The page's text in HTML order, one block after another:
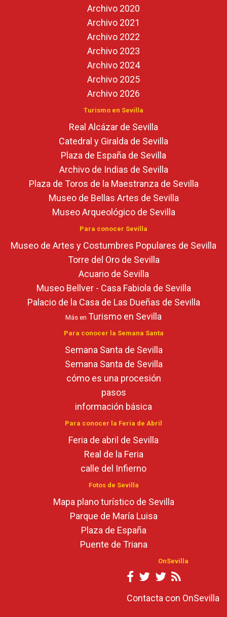
Archivo 2020
Archivo 2021
Archivo 2022
Archivo 2023
Archivo 2024
Archivo 2025
Archivo 2026
Turismo en Sevilla
Real Alcázar de Sevilla
Catedral y Giralda de Sevilla
Plaza de España de Sevilla
Archivo de Indias de Sevilla
Plaza de Toros de la Maestranza de Sevilla
Museo de Bellas Artes de Sevilla
Museo Arqueológico de Sevilla
Para conocer Sevilla
Museo de Artes y Costumbres Populares de Sevilla
Torre del Oro de Sevilla
Acuario de Sevilla
Museo Bellver - Casa Fabiola de Sevilla
Palacio de la Casa de Las Dueñas de Sevilla
Más en Turismo en Sevilla
Para conocer la Semana Santa
Semana Santa de Sevilla
Semana Santa de Sevilla
cómo es una procesión
pasos
información básica
Para conocer la Feria de Abril
Feria de abril de Sevilla
Real de la Feria
calle del Infierno
Fotos de Sevilla
Mapa plano turístico de Sevilla
Parque de María Luisa
Plaza de España
Puente de Triana
OnSevilla
Contacta con OnSevilla